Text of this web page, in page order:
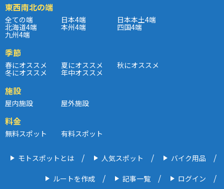
東西南北の端
全ての端 日本4端 日本本土4端
北海道4端 本州4端 四国4端
九州4端
季節
春にオススメ 夏にオススメ 秋にオススメ
冬にオススメ 年中オススメ
施設
屋内施設 屋外施設
料金
無料スポット 有料スポット
モトスポットとは 人気スポット バイク用品
ルートを作成 記事一覧 ログイン